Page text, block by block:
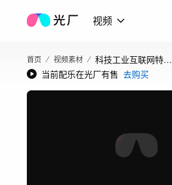
视频
首页 视频素材
科技工业互联网特效
合成
当前配乐在光厂有售 去购买